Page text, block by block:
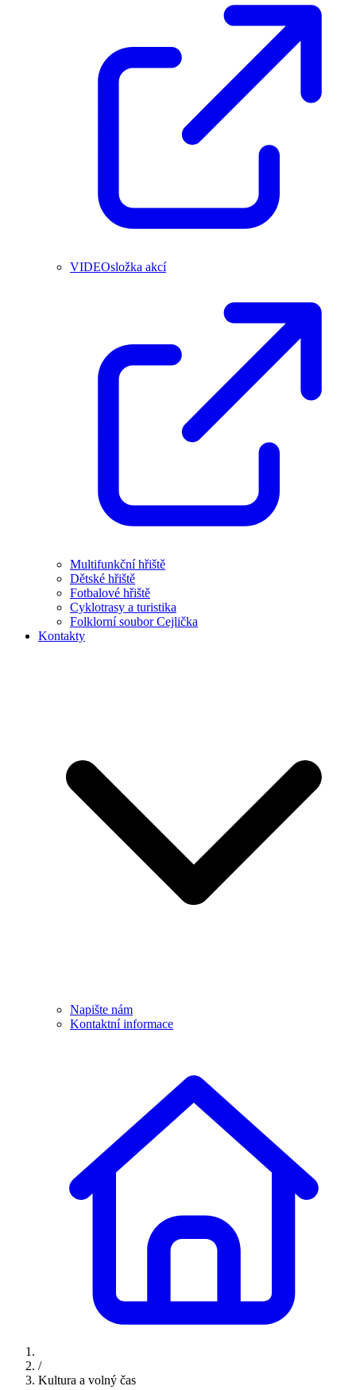
VIDEOsložka akcí
Multifunkční hřiště
Dětské hřiště
Fotbalové hřiště
Cyklotrasy a turistika
Folklorní soubor Cejlička
Kontakty
Napište nám
Kontaktní informace
/
Kultura a volný čas